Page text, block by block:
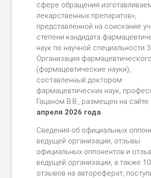
сфере обращения
лекарственных препаратов»,
представленной на соискание
степени кандидата
наук по научной специальности
Организация
(фармацевтические науки),
составленный доктором
фармацевтических наук,
Гацаном В.В., размещен на сайте
апреля 2026 года.
Cведения об официальных
ведущей организации, отзывы
официальных оппонентов и
ведущей организации, а также 10
отзывов на автореферат,